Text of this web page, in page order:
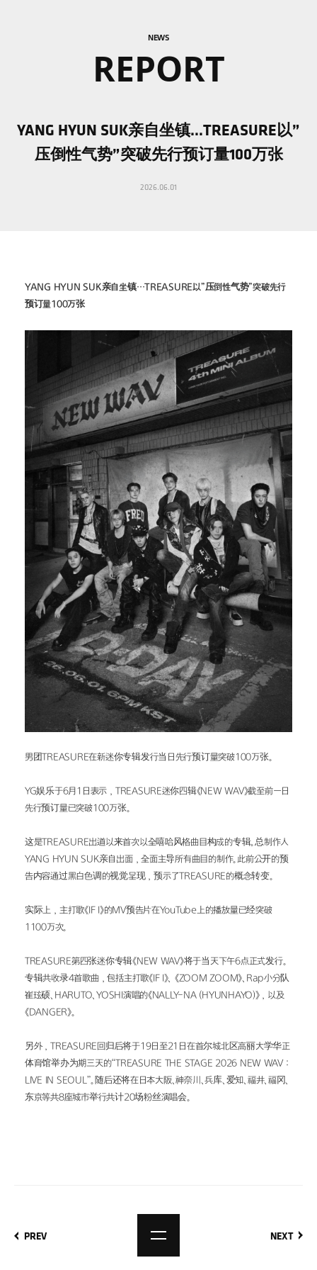
NEWS
REPORT
YANG HYUN SUK亲自坐镇…TREASURE以”
压倒性气势”突破先行预订量100万张
2026.06.01
YANG HYUN SUK亲自坐镇…TREASURE以”压倒性气势”突破先行
预订量100万张
男团TREASURE在新迷你专辑发行当日先行预订量突破100万张。
YG娱乐于6月1日表示，TREASURE迷你四辑《NEW WAV》截至前一日
先行预订量已突破100万张。
这是TREASURE出道以来首次以全嘻哈风格曲目构成的专辑。总制作人
YANG HYUN SUK亲自出面，全面主导所有曲目的制作。此前公开的预
告内容通过黑白色调的视觉呈现，预示了TREASURE的概念转变。
实际上，主打歌《IF I》的MV预告片在YouTube上的播放量已经突破
1100万次。
TREASURE第四张迷你专辑《NEW WAV》将于当天下午6点正式发行。
专辑共收录4首歌曲，包括主打歌《IF I》、 《ZOOM ZOOM》、Rap小分队
崔玹硕、HARUTO、YOSHI演唱的《NALLY-NA (HYUNHAYO)》，以及
《DANGER》。
另外，TREASURE回归后将于19日至21日在首尔城北区高丽大学华正
体育馆举办为期三天的“TREASURE THE STAGE 2026 NEW WAV :
LIVE IN SEOUL”。随后还将在日本大阪、神奈川、兵库、爱知、福井、福冈、
东京等共8座城市举行共计20场粉丝演唱会。
PREV NEXT